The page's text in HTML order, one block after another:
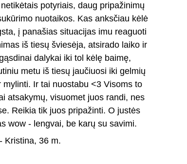
potyriais, daug pripažinimų
nuotaikos. Kas anksčiau kėlė
į panašias situacijas imu reaguoti
iš tiesų šviesėja, atsirado laiko ir
dalykai iki tol kėlę baimę,
metu iš tiesų jaučiuosi iki gelmių
mylinti. Ir tai nuostabu <3 Visoms to
atsakymų, visuomet juos randi, nes
Reikia tik juos pripažinti. O justės
wow - lengvai, be karų su savimi.
- Kristina, 36 m.